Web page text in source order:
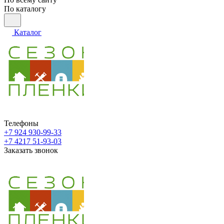
По каталогу
Каталог
Телефоны
+7 924 930-99-33
+7 4217 51-93-03
Заказать звонок